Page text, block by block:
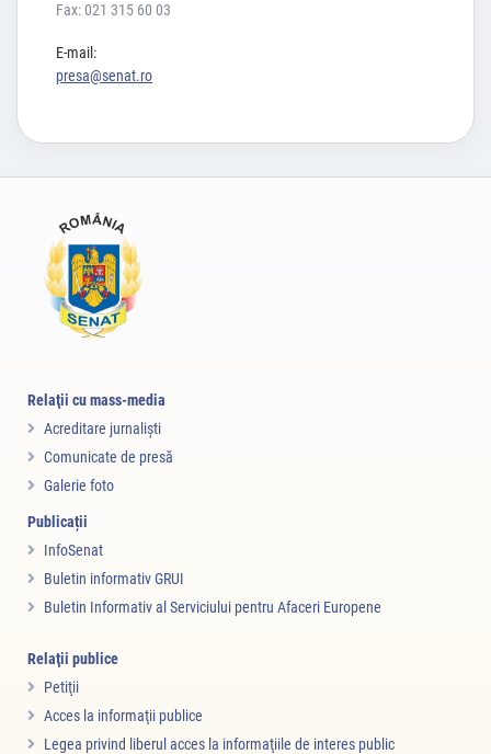
Fax: 021 315 60 03
E-mail:
presa@senat.ro
Relaţii cu mass-media
Acreditare jurnalişti
Comunicate de presă
Galerie foto
Publicații
InfoSenat
Buletin informativ GRUI
Buletin Informativ al Serviciului pentru Afaceri Europene
Relaţii publice
Petiţii
Acces la informaţii publice
Legea privind liberul acces la informaţiile de interes public